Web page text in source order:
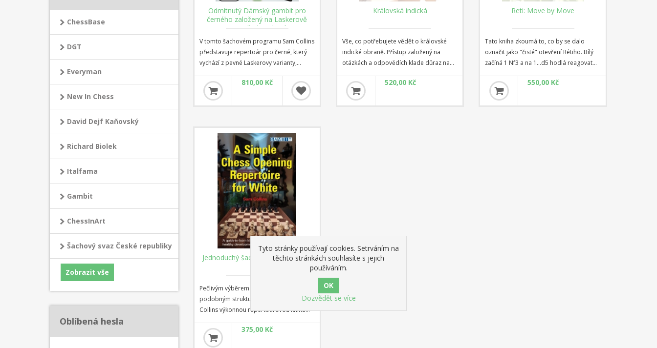
Odmítnutý Dámský gambit pro
černého založený na Laskerově
variantě (download)
V tomto šachovém programu Sam Collins
představuje repertoár pro černé, který
vychází z pevné Laskerovy varianty,
oživené novými myšlenkami bývalého
mistra světa Višiho Ananda a tvořící
základní kámen mnoha silných
repertoárů dnešních GM. S výjimkou
významné varianty po 1.d4 d5 2.c4 e6,
včetně odchylek bílého s Bxf6 a Bf4 a
kritické výměnné varianty
810,00 Kč
Královská indická
Vše, co potřebujete vědět o královské
indické obraně. Přístup založený na
otázkách a odpovědích klade důraz na
plány a strategie. Napsáno odborníkem
na zahájení.
520,00 Kč
Reti: Move by Move
Tato kniha zkoumá to, co by se dalo
označit jako "čisté" otevření Rétiho. Bílý
začíná 1 Nf3 a na 1...d5 hodlá reagovat
"Rétiho" odpovědí 2 c4. Jednou z hlavních
výhod hraní těchto systémů je, že se
mnohem více spoléhají na obecné
strategické porozumění než na
550,00 Kč
Jednoduchý šachový repertoár pro
Pečlivým výběrem variací, které vedou k
podobným strukturám, sestavil IM Sam
Collins výkonnou repertoárovou knihu
časem. Bílý otevírá 1 e4 a rozvíjí své
figury na přirozená pole, hledá otevřené
375,00 Kč
ChessBase
DGT
Everyman
New In Chess
David Dejf Kaňovský
Richard Biolek
Italfama
Gambit
ChessInArt
Šachový svaz České republiky
Zobrazit vše
Oblíbená hesla
Tyto stránky používají cookies. Setrváním na
těchto stránkách souhlasíte s jejich
používáním.
Dozvědět se více